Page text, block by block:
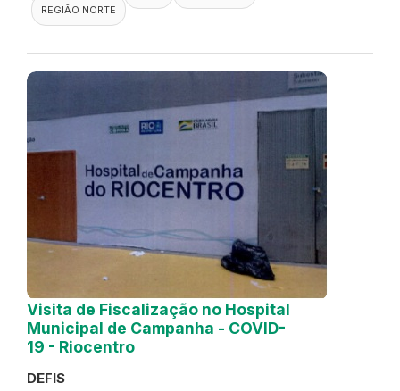
REGIÃO NORTE
Visita de Fiscalização no Hospital
Municipal de Campanha - COVID-
19 - Riocentro
DEFIS